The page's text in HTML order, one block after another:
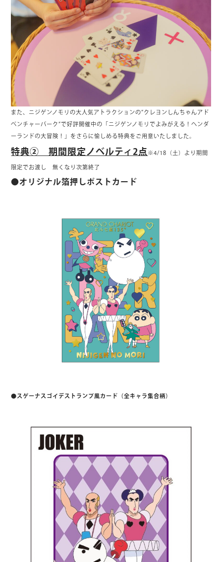
また、ニジゲンノモリの大人気アトラクションの”クレヨンしんちゃんアド
ベンチャーパーク”で好評開催中の「ニジゲンノモリでよみがえる！ヘンダ
ーランドの大冒険！」をさらに愉しめる特典をご用意いたしました。
特典② 期間限定ノベルティ2点 ※4/18（土）より期間
限定でお渡し 無くなり次第終了
●オリジナル箔押しポストカード
●スゲーナスゴイデストランプ風カード（全キャラ集合柄）